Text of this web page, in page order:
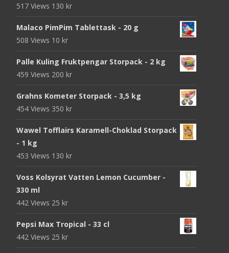
517 Views 130 kr
Malaco PimPim Tablettask - 20 g
508 Views 10 kr
Palle Kuling Fruktpengar Storpack - 2 kg
459 Views 200 kr
Grahns Kometer Storpack - 3,5 kg
454 Views 350 kr
Wawel Tofflairs Karamell-Choklad Storpack
- 1 kg
453 Views 130 kr
Voss Kolsyrat Vatten Lemon Cucumber -
330 ml
442 Views 25 kr
Pepsi Max Tropical - 33 cl
442 Views 25 kr